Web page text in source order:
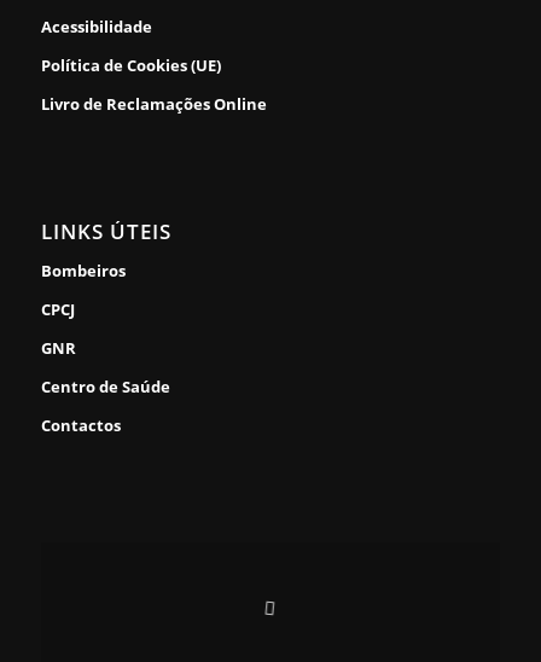
Acessibilidade
Política de Cookies (UE)
Livro de Reclamações Online
LINKS ÚTEIS
Bombeiros
CPCJ
GNR
Centro de Saúde
Contactos